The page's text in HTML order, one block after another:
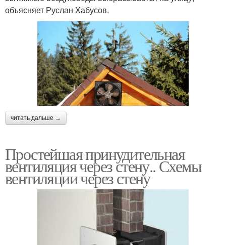
объясняет Руслан Хабусов.
читать дальше →
Простейшая принудительная
вентиляция через стену.. Схемы
вентиляции через стену